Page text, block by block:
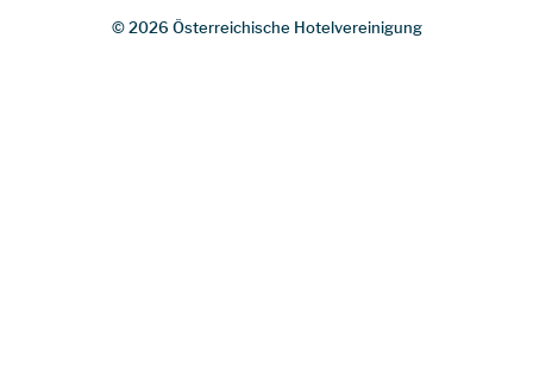
© 2026 Österreichische Hotelvereinigung